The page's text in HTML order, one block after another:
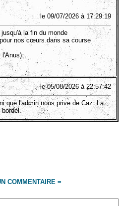
le 09/07/2026 à 17:29:19
la fin du monde
nos cœurs dans sa course
l'Anus)
le 05/08/2026 à 22:57:42
que l'admin nous prive de Caz. La
bordel.
COMMENTAIRE =